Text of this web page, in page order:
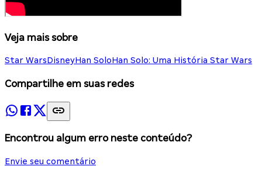
Veja mais sobre
Star WarsDisneyHan SoloHan Solo: Uma História Star Wars
Compartilhe em suas redes
Encontrou algum erro neste conteúdo?
Envie seu comentário